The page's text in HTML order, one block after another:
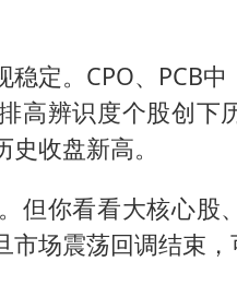
定。CPO、PCB中
高辨识度个股创下
收盘新高。
但你看看大核心股
场震荡回调结束，